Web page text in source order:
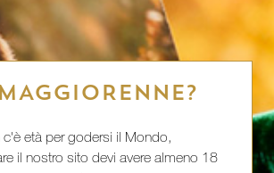
MAGGIORENNE?
c'è età per godersi il Mondo,
il nostro sito devi avere almeno 18